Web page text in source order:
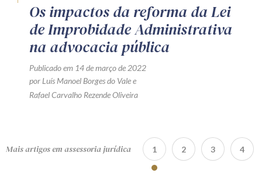
Os impactos da reforma da Lei
de Improbidade Administrativa
na advocacia pública
Publicado em 14 de março de 2022
por Luís Manoel Borges do Valee
Rafael Carvalho Rezende Oliveira
Mais artigos em assessoria jurídica 1 2 3 4